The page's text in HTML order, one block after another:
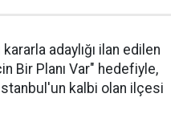
adaylığı ilan edilen
Bir Planı Var" hedefiyle,
kalbi olan ilçesi